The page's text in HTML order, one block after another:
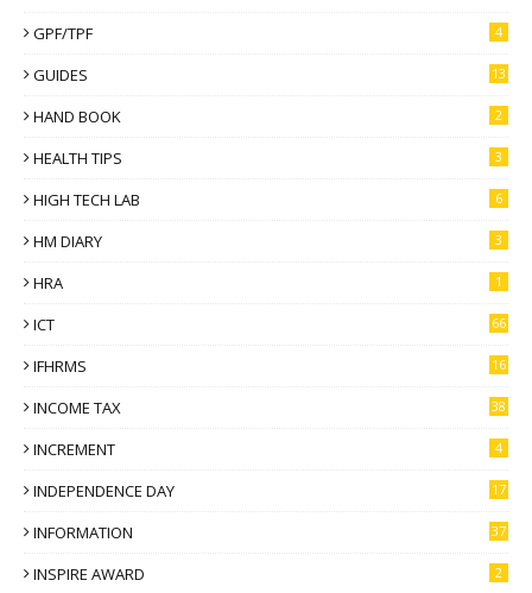
GPF/TPF
4
GUIDES 13
HAND BOOK 2
HEALTH TIPS 3
HIGH TECH LAB 6
HM DIARY 3
HRA 1
ICT 66
IFHRMS 16
INCOME TAX 38
INCREMENT 4
INDEPENDENCE DAY 17
INFORMATION 37
INSPIRE AWARD 2